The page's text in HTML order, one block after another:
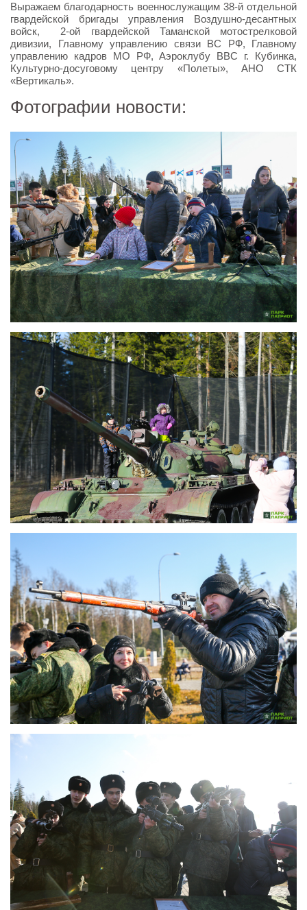
Выражаем благодарность военнослужащим 38-й отдельной
гвардейской бригады управления Воздушно-десантных
войск, 2-ой гвардейской Таманской мотострелковой
дивизии, Главному управлению связи ВС РФ, Главному
управлению кадров МО РФ, Аэроклубу ВВС г. Кубинка,
Культурно-досуговому центру «Полеты», АНО СТК
«Вертикаль».
Фотографии новости: